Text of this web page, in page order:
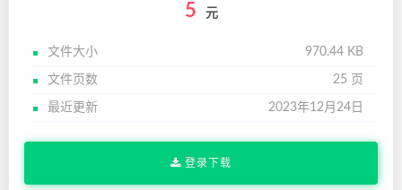
5 元
文件大小 970.44 KB
文件页数 25 页
最近更新 2023年12月24日
登录下载